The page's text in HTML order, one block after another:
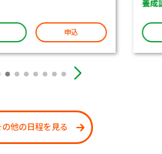
申込
養成
の他の日程を見る